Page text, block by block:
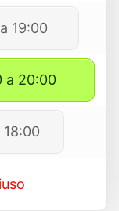
19:00
a 20:00